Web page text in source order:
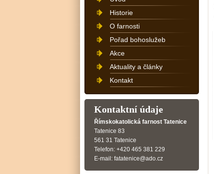
Historie
O farnosti
Pořad bohoslužeb
Akce
Aktuality a články
Kontakt
Kontaktní údaje
Římskokatolická farnost Tatenice
Tatenice 83
561 31 Tatenice
Telefon: +420 465 381 229
E-mail: fatatenice@ado.cz